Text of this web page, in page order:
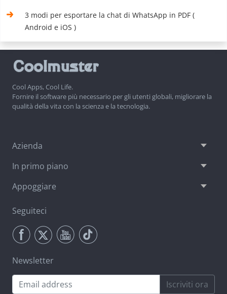
3 modi per esportare la chat di WhatsApp in PDF (
Android e iOS )
Cool Apps, Cool Life.
Fornire il software più necessario per gli utenti globali, migliorare la
qualità della vita con la scienza e la tecnologia.
Azienda
In primo piano
Appoggiare
Seguiteci
Newsletter
Iscriviti ora